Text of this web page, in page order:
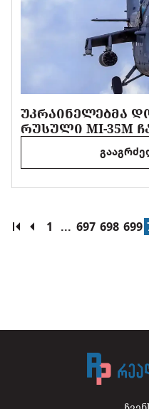
ᲣᲙᲠᲐᲘᲜᲔᲚᲔᲑᲛᲐ
ᲠᲣᲡᲣᲚᲘ MI-35M
1 ... 697 698 699